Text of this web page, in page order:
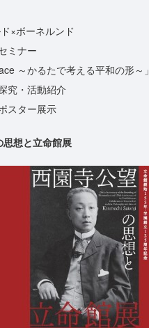
×ボーネルンド
ミナー
～かるたで考える平和の形～」
究・活動紹介
スター展示
思想と立命館展